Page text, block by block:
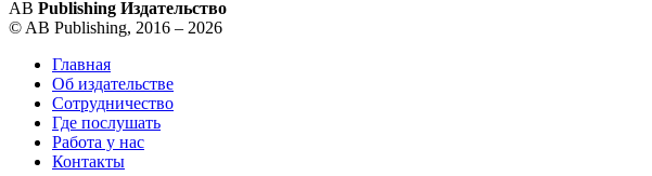
AB Publishing Издательство
© AB Publishing, 2016 – 2026
Главная
Об издательстве
Сотрудничество
Где послушать
Работа у нас
Контакты